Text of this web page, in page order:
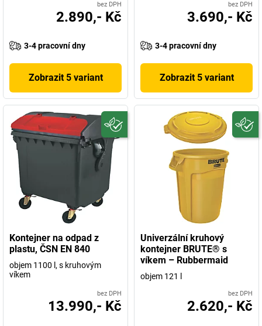
bez DPH
2.890,- Kč
3-4 pracovní dny
Zobrazit 5 variant
bez DPH
3.690,- Kč
3-4 pracovní dny
Zobrazit 5 variant
Kontejner na odpad z
plastu, ČSN EN 840
objem 1100 l, s kruhovým
víkem
bez DPH
13.990,- Kč
Univerzální kruhový
kontejner BRUTE® s
víkem – Rubbermaid
objem 121 l
bez DPH
2.620,- Kč